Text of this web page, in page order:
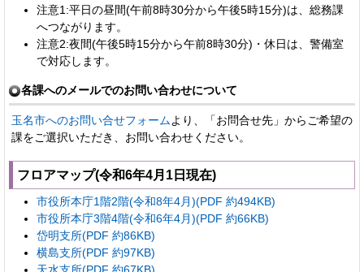
注意1:平日の昼間(午前8時30分から午後5時15分)は、総務課
へつながります。
注意2:夜間(午後5時15分から午前8時30分)・休日は、警備室
で対応します。
各課へのメールでのお問い合わせについて
玉名市へのお問い合せフォームより、「お問合せ先」からご希望の
課をご選択いただき、お問い合わせください。
フロアマップ(令和6年4月1日現在)
市役所本庁1階2階(令和8年4月)(PDF 約494KB)
市役所本庁3階4階(令和6年4月)(PDF 約66KB)
岱明支所(PDF 約86KB)
横島支所(PDF 約97KB)